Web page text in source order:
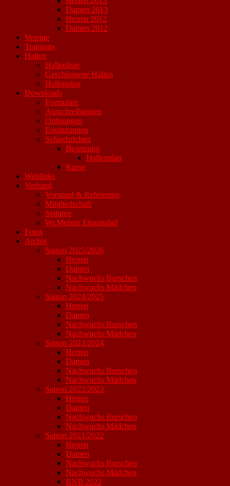
Damen 2013
Herren 2012
Damen 2012
Vereine
Trainings
Hallen
Hallenliste
Geschlossene Hallen
Hallenplan
Downloads
Formulare
Ausschreibungen
Ordnungen
Ergänzungen
Schiedsrichter
Besetzung
Hallenplan
Kurse
Weblinks
Verband
Vorstand & Referenten
Mitgliedschaft
Statuten
Wr.Meister Ehrentabel
Fotos
Archiv
Saison 2025/2026
Herren
Damen
Nachwuchs Burschen
Nachwuchs Mädchen
Saison 2024/2025
Herren
Damen
Nachwuchs Burschen
Nachwuchs Mädchen
Saison 2023/2024
Herren
Damen
Nachwuchs Burschen
Nachwuchs Mädchen
Saison 2022/2023
Herren
Damen
Nachwuchs Burschen
Nachwuchs Mädchen
Saison 2021/2022
Herren
Damen
Nachwuchs Burschen
Nachwuchs Mädchen
BNB 2022